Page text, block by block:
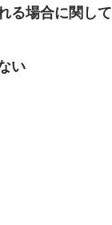
る場合に関して
い